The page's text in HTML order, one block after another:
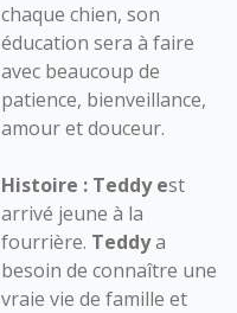
chaque chien, son
éducation sera à faire
avec beaucoup de
patience, bienveillance,
amour et douceur.
Histoire : Teddy est
arrivé jeune à la
fourrière. Teddya
besoin de connaître une
vraie vie de famille et